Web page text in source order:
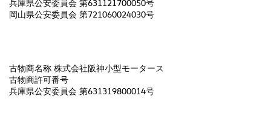
兵庫県公安委員会 第631121700050号
岡山県公安委員会 第721060024030号
古物商名称 株式会社阪神小型モータース
古物商許可番号
兵庫県公安委員会 第631319800014号